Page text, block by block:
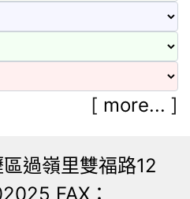
[ more... ]
過嶺里雙福路12
FAX：